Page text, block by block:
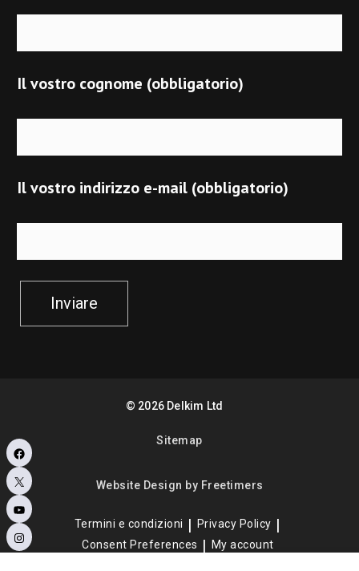
Il vostro cognome (obbligatorio)
Il vostro indirizzo e-mail (obbligatorio)
Inviare
© 2026 Delkim Ltd
Sitemap
Website Design by Freetimers
Termini e condizioni
Privacy Policy
Consent Preferences
My account
Facebook
X
YouTube
Instagram